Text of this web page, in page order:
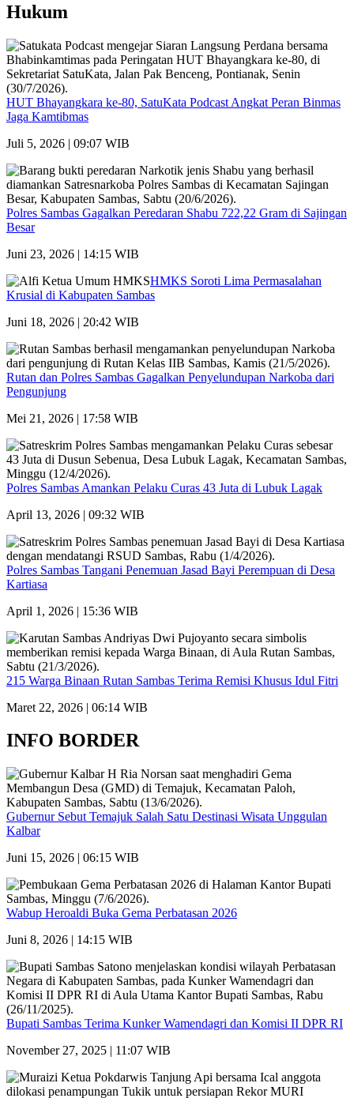
Hukum
HUT Bhayangkara ke-80, SatuKata Podcast Angkat Peran Binmas
Jaga Kamtibmas
Juli 5, 2026 | 09:07 WIB
Polres Sambas Gagalkan Peredaran Shabu 722,22 Gram di Sajingan
Besar
Juni 23, 2026 | 14:15 WIB
HMKS Soroti Lima Permasalahan
Krusial di Kabupaten Sambas
Juni 18, 2026 | 20:42 WIB
Rutan dan Polres Sambas Gagalkan Penyelundupan Narkoba dari
Pengunjung
Mei 21, 2026 | 17:58 WIB
Polres Sambas Amankan Pelaku Curas 43 Juta di Lubuk Lagak
April 13, 2026 | 09:32 WIB
Polres Sambas Tangani Penemuan Jasad Bayi Perempuan di Desa
Kartiasa
April 1, 2026 | 15:36 WIB
215 Warga Binaan Rutan Sambas Terima Remisi Khusus Idul Fitri
Maret 22, 2026 | 06:14 WIB
INFO BORDER
Gubernur Sebut Temajuk Salah Satu Destinasi Wisata Unggulan
Kalbar
Juni 15, 2026 | 06:15 WIB
Wabup Heroaldi Buka Gema Perbatasan 2026
Juni 8, 2026 | 14:15 WIB
Bupati Sambas Terima Kunker Wamendagri dan Komisi II DPR RI
November 27, 2025 | 11:07 WIB